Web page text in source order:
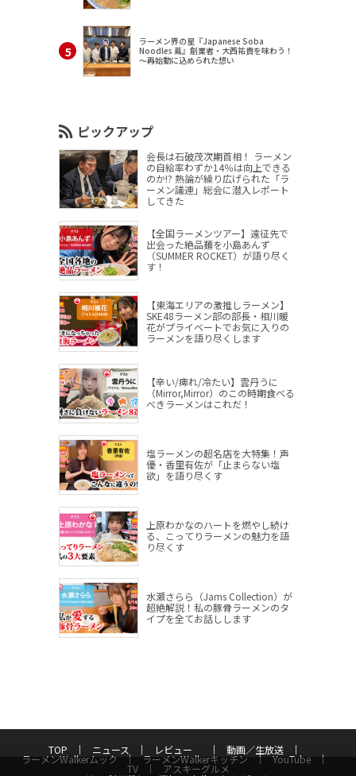
ラーメン界の星『Japanese Soba
Noodles 蔦』創業者・大西祐貴を味わう！
～再始動に込められた想い
ピックアップ
会長は石破茂次期首相！ ラーメン
の自給率わずか14％は向上できる
のか!? 熱論が繰り広げられた「ラ
ーメン議連」総会に潜入レポート
してきた
【全国ラーメンツアー】遠征先で
出会った絶品麺を小島あんず
（SUMMER ROCKET）が語り尽く
す！
【東海エリアの激推しラーメン】
SKE48ラーメン部の部長・相川暖
花がプライベートでお気に入りの
ラーメンを語り尽くします
【辛い/痺れ/冷たい】雲丹うに
（Mirror,Mirror）のこの時期食べる
べきラーメンはこれだ！
塩ラーメンの超名店を大特集！声
優・香里有佐が「止まらない塩
欲」を語り尽くす
上原わかなのハートを燃やし続け
る、こってりラーメンの魅力を語
り尽くす
水瀬さらら（Jams Collection）が
超絶解説！私の豚骨ラーメンのタ
イプを全てお話しします
TOP ニュース レビュー 動画／生放送
ラーメンWalkerムック ラーメンWalkerキッチン YouTube
TV アスキーグルメ